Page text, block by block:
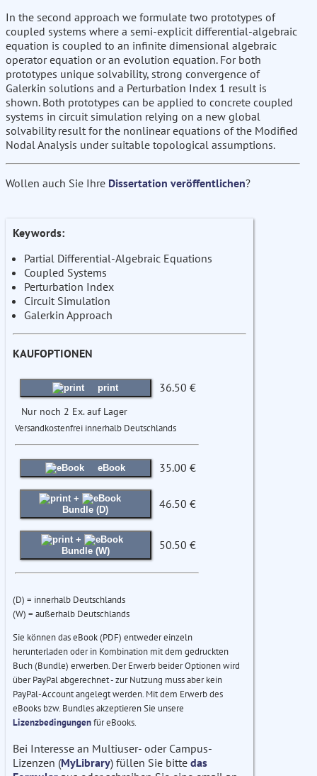
In the second approach we formulate two prototypes of
coupled systems where a semi-explicit differential-algebraic
equation is coupled to an infinite dimensional algebraic
operator equation or an evolution equation. For both
prototypes unique solvability, strong convergence of
Galerkin solutions and a Perturbation Index 1 result is
shown. Both prototypes can be applied to concrete coupled
systems in circuit simulation relying on a new global
solvability result for the nonlinear equations of the Modified
Nodal Analysis under suitable topological assumptions.
Wollen auch Sie Ihre Dissertation veröffentlichen?
Keywords:
Partial Differential-Algebraic Equations
Coupled Systems
Perturbation Index
Circuit Simulation
Galerkin Approach
KAUFOPTIONEN
print 36.50 €
Nur noch 2 Ex. auf Lager
Versandkostenfrei innerhalb Deutschlands
eBook 35.00 €
+
Bundle (D)
46.50 €
+
Bundle (W)
50.50 €
(D) = innerhalb Deutschlands
(W) = außerhalb Deutschlands
Sie können das eBook (PDF) entweder einzeln
herunterladen oder in Kombination mit dem gedruckten
Buch (Bundle) erwerben. Der Erwerb beider Optionen wird
über PayPal abgerechnet - zur Nutzung muss aber kein
PayPal-Account angelegt werden. Mit dem Erwerb des
eBooks bzw. Bundles akzeptieren Sie unsere
Lizenzbedingungenfür eBooks.
Bei Interesse an Multiuser- oder Campus-
Lizenzen (MyLibrary) füllen Sie bitte das